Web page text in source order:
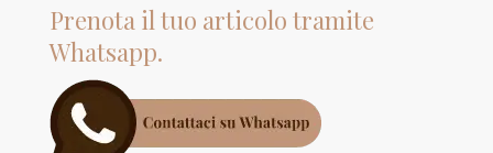
Prenota il tuo articolo tramite
Whatsapp.